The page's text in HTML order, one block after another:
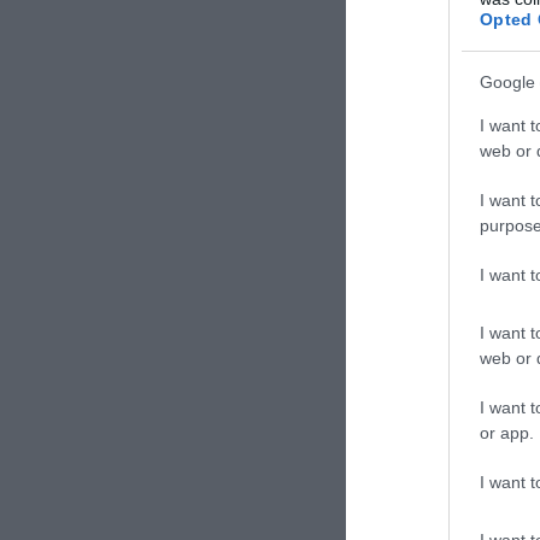
Opted
Google
I want
web or
I want
I want
I want
web or
I want
or app.
I want
ΣΧΟΛΙΑΣΤΕ